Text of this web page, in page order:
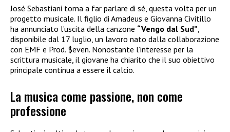
José Sebastiani torna a far parlare di sé, questa volta per un
progetto musicale. Il figlio di Amadeus e Giovanna Civitillo
ha annunciato l’uscita della canzone “Vengo dal Sud”,
disponibile dal 17 luglio, un lavoro nato dalla collaborazione
con EMF e Prod. $even. Nonostante l’interesse per la
scrittura musicale, il giovane ha chiarito che il suo obiettivo
principale continua a essere il calcio.
La musica come passione, non come
professione